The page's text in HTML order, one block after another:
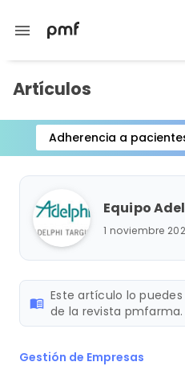
menu
Artículos
Adherencia a
Item
1
15
Equipo
1 noviembre
menu_book Este artículo lo
de la revista pmfarma.
Gestión de Empresas